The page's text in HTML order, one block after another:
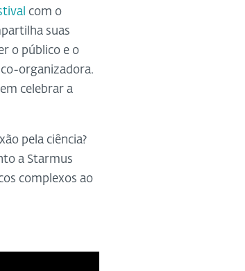
com o
suas
o público e o
organizadora.
celebrar a
pela ciência?
a Starmus
complexos ao